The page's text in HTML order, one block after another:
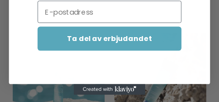
Relaterade produkter
Email
Ta del av erbjudandet